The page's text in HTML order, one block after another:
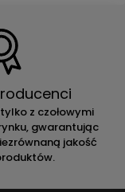
z czołowymi
gwarantując
jakość